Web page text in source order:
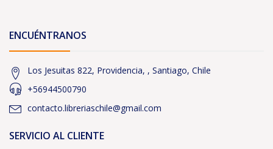
ENCUÉNTRANOS
Los Jesuitas 822, Providencia, , Santiago, Chile
+56944500790
contacto.libreriaschile@gmail.com
SERVICIO AL CLIENTE